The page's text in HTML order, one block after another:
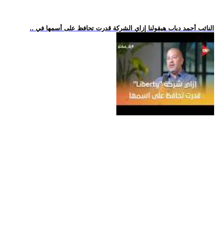
.. النائب أحمد دياب هيقولنا إزاي الشركة قدرت تحافظ على أسمها في